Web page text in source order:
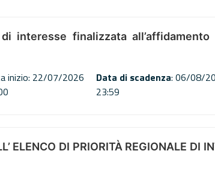
interesse finalizzata
inizio: 22/07/2026
Data di scadenza: 06/08/
23:59
ELENCO DI PRIORITÀ REGIONALE DI